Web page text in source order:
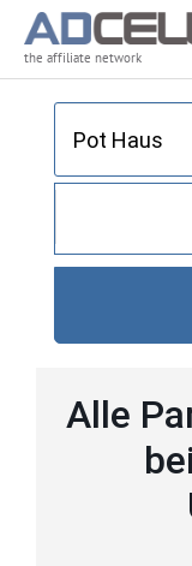
the affiliate network
Alle